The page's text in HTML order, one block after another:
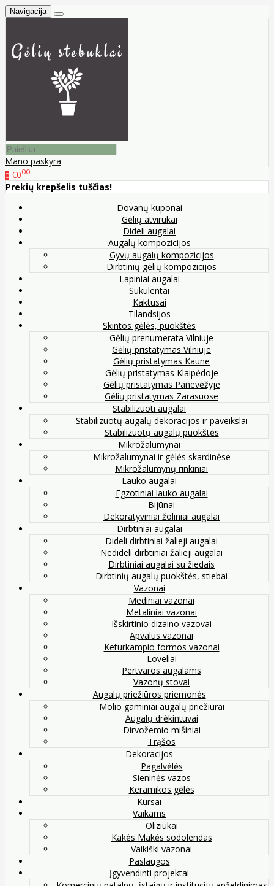
Navigacija
Mano paskyra
0 €000
Prekių krepšelis tuščias!
Dovanų kuponai
Gėlių atvirukai
Dideli augalai
Augalų kompozicijos
Gyvų augalų kompozicijos
Dirbtinių gėlių kompozicijos
Lapiniai augalai
Sukulentai
Kaktusai
Tilandsijos
Skintos gėlės, puokštės
Gėlių prenumerata Vilniuje
Gėlių pristatymas Vilniuje
Gėlių pristatymas Kaune
Gėlių pristatymas Klaipėdoje
Gėlių pristatymas Panevėžyje
Gėlių pristatymas Zarasuose
Stabilizuoti augalai
Stabilizuotų augalų dekoracijos ir paveikslai
Stabilizuotų augalų puokštės
Mikrožalumynai
Mikrožalumynai ir gėlės skardinėse
Mikrožalumynų rinkiniai
Lauko augalai
Egzotiniai lauko augalai
Bijūnai
Dekoratyviniai žoliniai augalai
Dirbtiniai augalai
Dideli dirbtiniai žalieji augalai
Nedideli dirbtiniai žalieji augalai
Dirbtiniai augalai su žiedais
Dirbtinių augalų puokštės, stiebai
Vazonai
Mediniai vazonai
Metaliniai vazonai
Išskirtinio dizaino vazovai
Apvalūs vazonai
Keturkampio formos vazonai
Loveliai
Pertvaros augalams
Vazonų stovai
Augalų priežiūros priemonės
Molio gaminiai augalų priežiūrai
Augalų drėkintuvai
Dirvožemio mišiniai
Trąšos
Dekoracijos
Pagalvėlės
Sieninės vazos
Keramikos gėlės
Kursai
Vaikams
Oliziukai
Kakės Makės sodolendas
Vaikiški vazonai
Paslaugos
Įgyvendinti projektai